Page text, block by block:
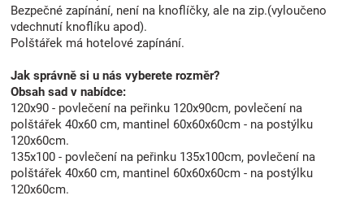
Bezpečné zapínání, není na knoflíčky, ale na zip.(vyloučeno
vdechnutí knoflíku apod).
Polštářek má hotelové zapínání.
Jak správně si u nás vyberete rozměr?
Obsah sad v nabídce:
120x90 - povlečení na peřinku 120x90cm, povlečení na
polštářek 40x60 cm, mantinel 60x60x60cm - na postýlku
120x60cm.
135x100 - povlečení na peřinku 135x100cm, povlečení na
polštářek 40x60 cm, mantinel 60x60x60cm - na postýlku
120x60cm.